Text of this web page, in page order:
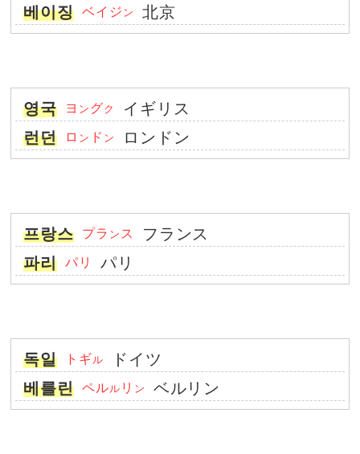
베이징 ベイジ ン 北京
영국 ヨ ン グク
イギリス
런던
ロ ン ド ン ロンドン
프랑스 プラ ン ス
フランス
파리
パリ パリ
독일 トギル
ドイツ
베를린 ペルル リ ン ベルリン